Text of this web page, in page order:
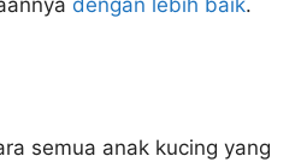
dengan lebih baik.
semua anak kucing yang